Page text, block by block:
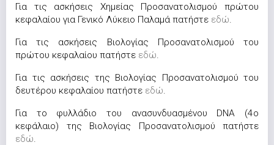
Για τις ασκήσεις Χημείας Προσανατολισμού πρώτου
κεφαλαίου για Γενικό Λύκειο Παλαμά πατήστε εδώ.
Για τις ασκήσεις Βιολογίας Προσανατολισμού του
πρώτου κεφαλαίου πατήστε εδώ.
Για τις ασκήσεις της Βιολογίας Προσανατολισμού του
δευτέρου κεφαλαίου πατήστε εδώ.
Για το φυλλάδιο του ανασυνδυασμένου DNA (4o
κεφάλαιο) της Βιολογίας Προσανατολισμού πατήστε
εδώ.